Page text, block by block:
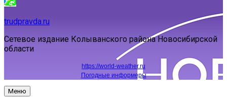
trudpravda.ru
Сетевое издание Колыванского района Новосибирской
области
https://world-weather.ru
Погодные информеры
Меню